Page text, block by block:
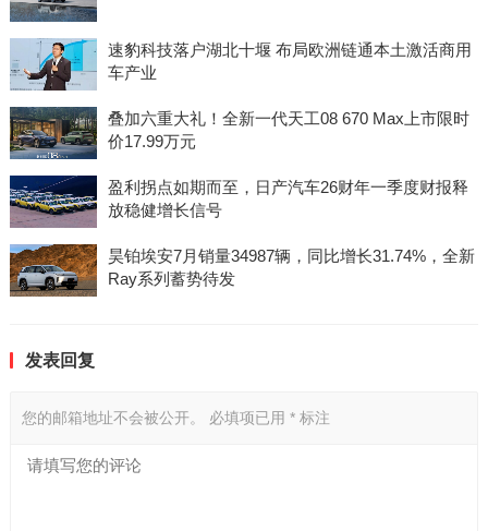
速豹科技落户湖北十堰 布局欧洲链通本土激活商用
车产业
叠加六重大礼！全新一代天工08 670 Max上市限时
价17.99万元
盈利拐点如期而至，日产汽车26财年一季度财报释
放稳健增长信号
昊铂埃安7月销量34987辆，同比增长31.74%，全新
Ray系列蓄势待发
发表回复
您的邮箱地址不会被公开。 必填项已用 *标注